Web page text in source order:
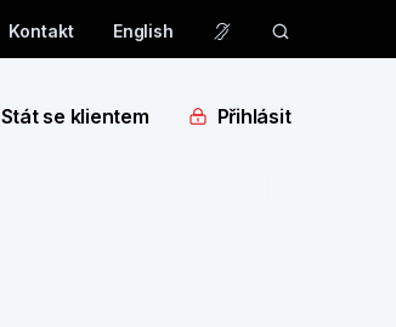
Kontakt English
Stát se klientem Přihlásit